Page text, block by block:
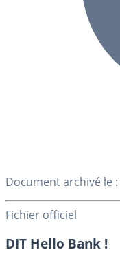
Document archivé le :
Fichier officiel
DIT Hello Bank !